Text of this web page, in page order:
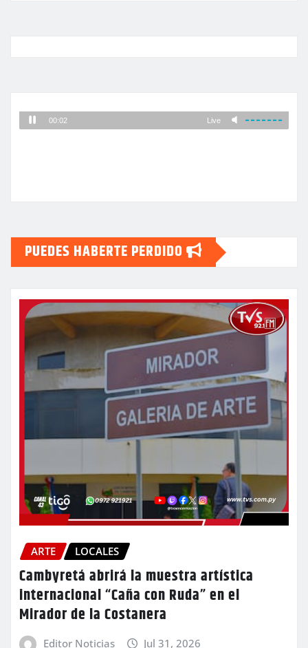
PUEDES HABERTE PERDIDO
ARTE LOCALES
Cambyretá abrirá la muestra artística
internacional “Caña con Ruda” en el
Mirador de la Costanera
Editor Noticias Jul 31, 2026